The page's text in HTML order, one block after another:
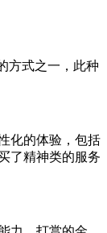
方式之一，此种
化的体验，包括
了精神类的服务